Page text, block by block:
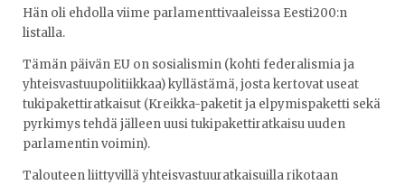
Hän oli ehdolla viime parlamenttivaaleissa Eesti200:n
listalla.
Tämän päivän EU on sosialismin (kohti federalismia ja
yhteisvastuupolitiikkaa) kyllästämä, josta kertovat useat
tukipakettiratkaisut (Kreikka-paketit ja elpymispaketti sekä
pyrkimys tehdä jälleen uusi tukipakettiratkaisu uuden
parlamentin voimin).
Talouteen liittyvillä yhteisvastuuratkaisuilla rikotaan